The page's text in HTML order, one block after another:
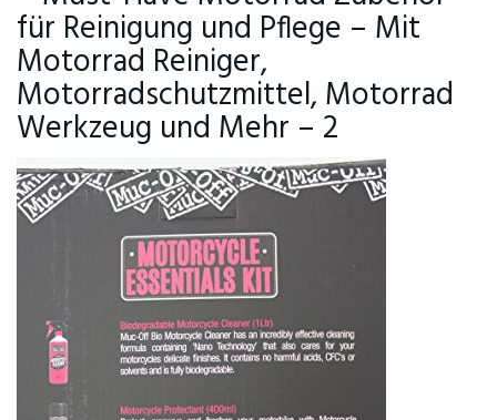
für Reinigung und Pflege – Mit
Motorrad Reiniger,
Motorradschutzmittel, Motorrad
Werkzeug und Mehr – 2